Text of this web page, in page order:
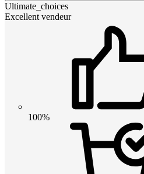
Ultimate_choices
Excellent vendeur
100%